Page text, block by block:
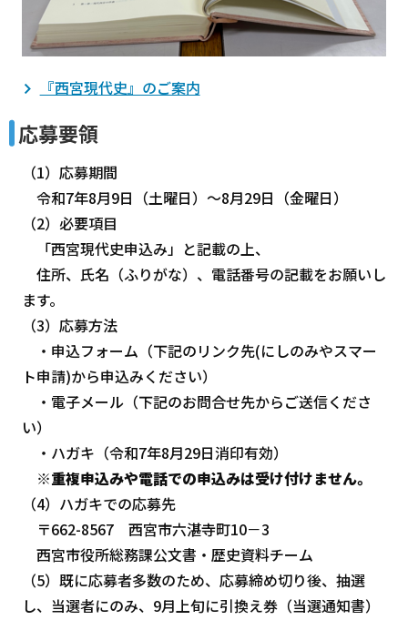
『西宮現代史』のご案内
応募要領
（1）応募期間
令和7年8月9日（土曜日）～8月29日（金曜日）
（2）必要項目
「西宮現代史申込み」と記載の上、
住所、氏名（ふりがな）、電話番号の記載をお願いし
ます。
（3）応募方法
・申込フォーム（下記のリンク先(にしのみやスマー
ト申請)から申込みください）
・電子メール（下記のお問合せ先からご送信くださ
い）
・ハガキ（令和7年8月29日消印有効）
※重複申込みや電話での申込みは受け付けません。
（4）ハガキでの応募先
〒662-8567 西宮市六湛寺町10－3
西宮市役所総務課公文書・歴史資料チーム
（5）既に応募者多数のため、応募締め切り後、抽選
し、当選者にのみ、9月上旬に引換え券（当選通知書）